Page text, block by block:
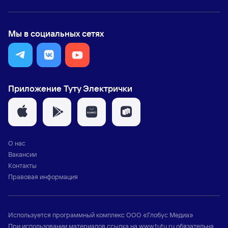
Мы в социальных сетях
Приложение Туту Электрички
О нас
Вакансии
Контакты
Правовая информация
Используется программный комплексООО «Глобус Медиа»
При использовании материалов ссылка на www.tutu.ruобязательна